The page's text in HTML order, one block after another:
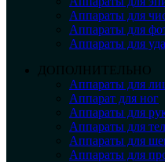
Аппараты для
Аппараты для
Аппараты для
ДОПОЛНИТЕЛЬНО
Аппараты для
Аппарат для ног
Аппараты для
Аппараты для
Аппараты для
Аппараты для